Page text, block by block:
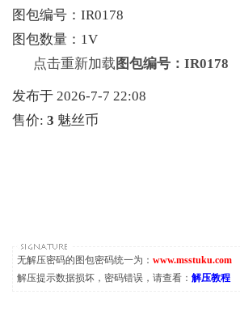
图包编号：IR0178
图包数量：1V
点击重新加载 图包编号：IR0178
发布于 2026-7-7 22:08
售价: 3 魅丝币
无解压密码的图包密码统一为： www.msstuku.com
解压提示数据损坏，密码错误，请查看： 解压教程